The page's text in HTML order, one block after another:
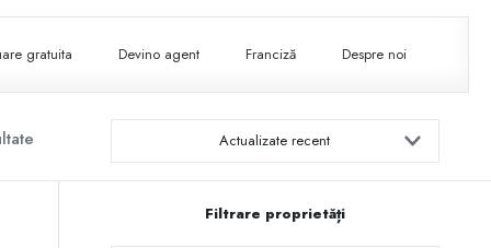
gratuita Devino agent Franciză Despre noi
Actualizate recent
Filtrare proprietăți